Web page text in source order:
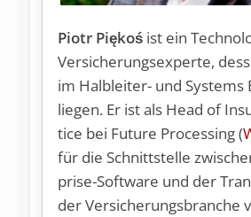
Piotr Piękoś ist ein
Ver­si­che­rungs­ex­per­te,
im Halb­lei­ter- und Sys­tems
lie­gen. Er ist als Head of
tice bei Fu­ture Pro­ces­sing (
für die Schnitt­stel­le
pri­se-Soft­ware und der
der Ver­si­che­rungs­bran­che